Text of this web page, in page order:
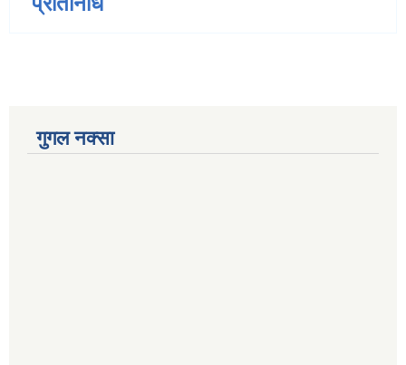
गुगल नक्सा